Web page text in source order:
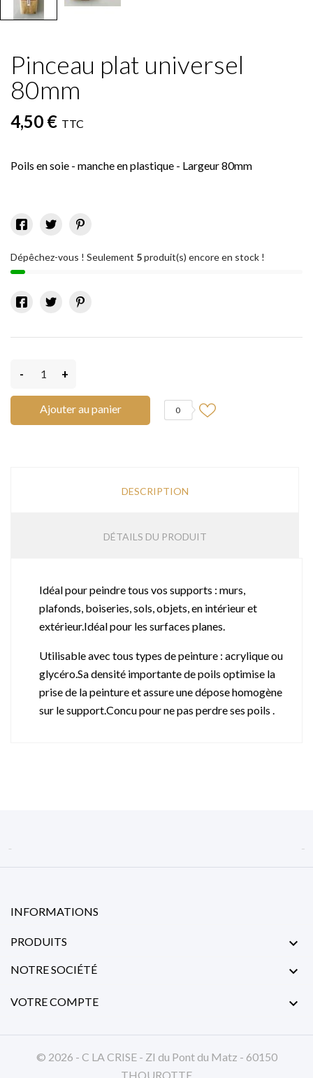
Pinceau plat universel
80mm
4,50 € TTC
Poils en soie - manche en plastique - Largeur 80mm
Dépêchez-vous ! Seulement 5produit(s) encore en stock !
- +
Ajouter au panier 0
DESCRIPTION
DÉTAILS DU PRODUIT
Idéal pour peindre tous vos supports : murs,
plafonds, boiseries, sols, objets, en intérieur et
extérieur.Idéal pour les surfaces planes.
Utilisable avec tous types de peinture : acrylique ou
glycéro.Sa densité importante de poils optimise la
prise de la peinture et assure une dépose homogène
sur le support.Concu pour ne pas perdre ses poils .
 
INFORMATIONS
PRODUITS 
NOTRE SOCIÉTÉ 
VOTRE COMPTE 
© 2026 - C LA CRISE - ZI du Pont du Matz - 60150
THOUROTTE